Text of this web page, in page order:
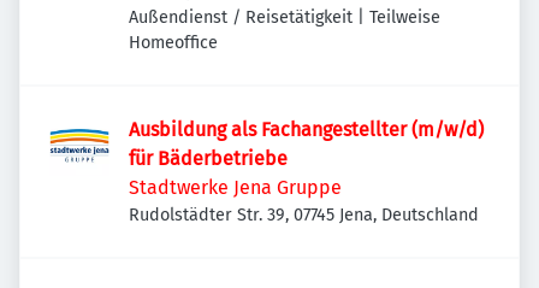
Außendienst / Reisetätigkeit | Teilweise
Homeoffice
Ausbildung als Fachangestellter (m/w/d)
für Bäderbetriebe
Stadtwerke Jena Gruppe
Rudolstädter Str. 39, 07745 Jena, Deutschland